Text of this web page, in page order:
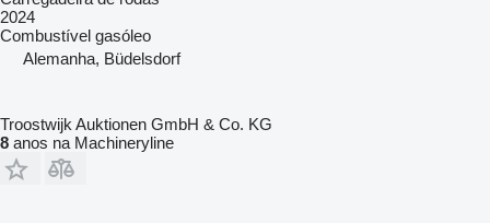
2024
Combustível gasóleo
Alemanha, Büdelsdorf
Troostwijk Auktionen GmbH & Co. KG
8 anos na Machineryline